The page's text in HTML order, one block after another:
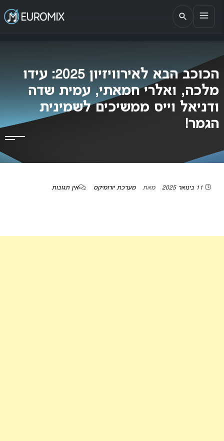
EUROMIX
אתר הבית של האירוויזיון בישראל
הכוכב הבא לאירוויזיון 2025: עידו
מלכה, ואלרי חמאתי, עמית שדה
ודניאל וייס ממשיכים לשמינית
הגמר!
11 בינואר 2025 מאת מערכת יורומיקס אין תגובות